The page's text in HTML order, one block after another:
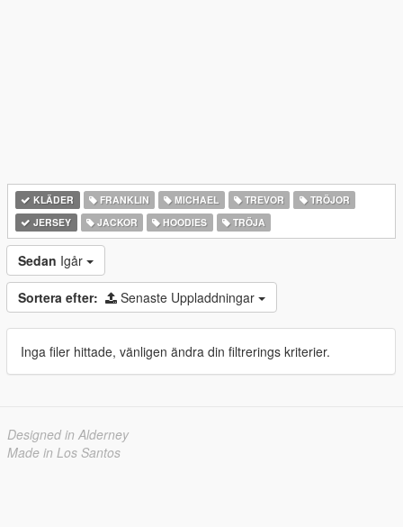
KLÄDER FRANKLIN MICHAEL TREVOR
TRÖJOR
JERSEY
JACKOR HOODIES TRÖJA
Sedan Igår
Sortera efter: Senaste Uppladdningar
Inga filer hittade, vänligen ändra din filtrerings kriterier.
Designed in Alderney
Made in Los Santos